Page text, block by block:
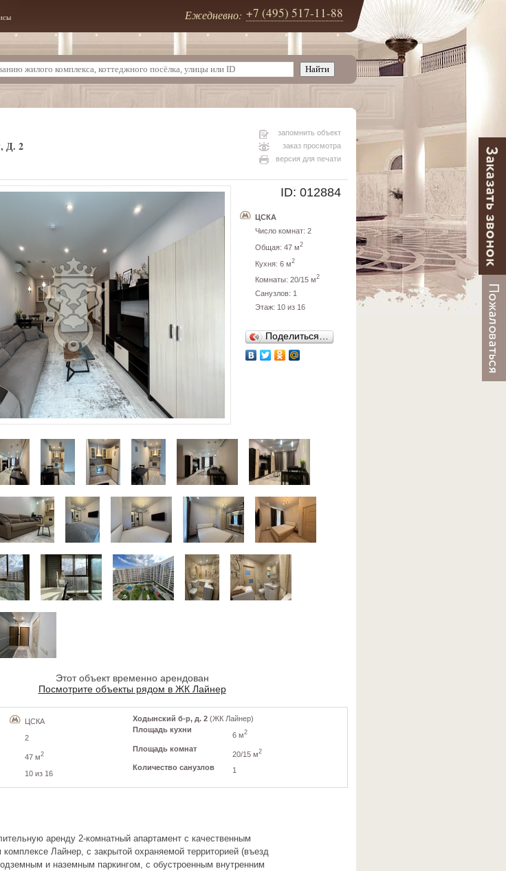
Ежедневно: +7 (495) 517-11-88
Д. 2
запомнить объект
заказ просмотра
версия для печати
ID: 012884
ЦСКА
Число комнат: 2
Общая: 47 м2
Кухня: 6 м2
Комнаты: 20/15 м2
Санузлов: 1
Этаж: 10 из 16
Поделиться…
Этот объект временно арендован
Посмотрите объекты рядом в ЖК Лайнер
ЦСКА
2
47 м2
10 из 16
Ходынский б-р, д. 2 (ЖК Лайнер)
Площадь кухни
6 м2
Площадь комнат
20/15 м2
Количество санузлов 1
аренду 2-комнатный апартамент с качественным
Лайнер, с закрытой охраняемой территорией (въезд
и наземным паркингом, с обустроенным внутренним